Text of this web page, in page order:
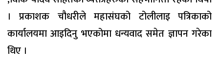
। प्रकाशक चौधरीले महासंघको टोलीलाइ पत्रिकाको
कार्यालयमा आइदिनु भएकोमा धन्यवाद समेत ज्ञापन गरेका
थिए ।